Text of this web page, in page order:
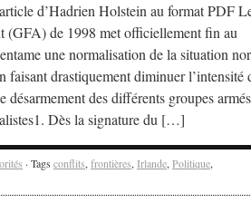
d’Hadrien Holstein au format PDF
(GFA) de 1998 met officiellement fin au
une normalisation de la situation
faisant drastiquement diminuer l’intensité
désarmement des différents groupes
Dès la signature du […]
· Tags conflits, frontières, Irlande, Politique,